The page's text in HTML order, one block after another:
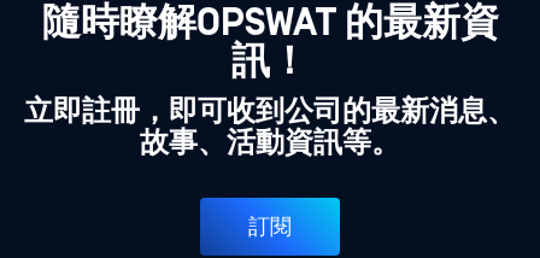
隨時瞭解OPSWAT 的最新資
訊！
立即註冊，即可收到公司的最新消息、
故事、活動資訊等。
訂閱